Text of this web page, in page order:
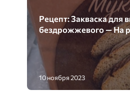
Рецепт: Закваска для
бездрожжевого — На
10 ноября 2023